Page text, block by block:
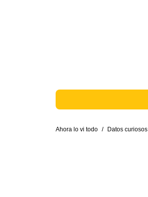
Ahora lo vi todo / Datos curiosos